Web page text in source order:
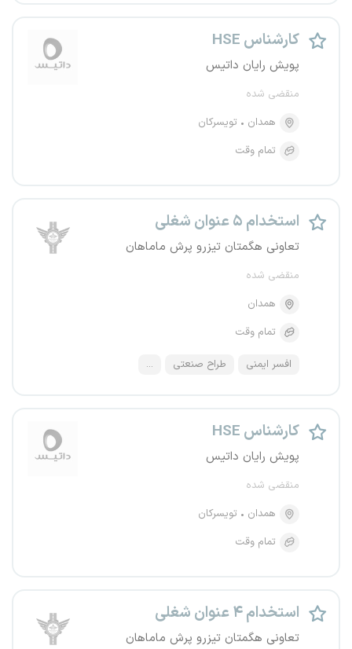
کارشناس HSE
پویش رایان داتیس
منقضی شده
همدان
تویسرکان
تمام وقت
استخدام ۵ عنوان شغلی
تعاونی هگمتان تیزرو پرش ماماهان
منقضی شده
همدان
تمام وقت
افسر ایمنی طراح صنعتی ...
کارشناس HSE
پویش رایان داتیس
منقضی شده
همدان
تویسرکان
تمام وقت
استخدام ۴ عنوان شغلی
تعاونی هگمتان تیزرو پرش ماماهان